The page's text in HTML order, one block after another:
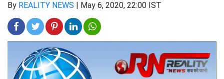
By REALITY NEWS | May 6, 2020, 22:00 IST